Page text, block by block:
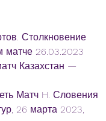
Столкновение
26.03.2023
Казахстан —
Матч H. Словения
26 марта 2023,